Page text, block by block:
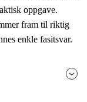
oppgave.
fram til riktig
enkle fasitsvar.